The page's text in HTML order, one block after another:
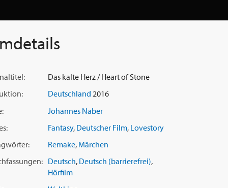
Das kalte Herz / Heart of Stone
Deutschland 2016
Johannes Naber
Fantasy, Deutscher Film, Lovestory
Remake, Märchen
Deutsch, Deutsch (barrierefrei),
Hörfilm